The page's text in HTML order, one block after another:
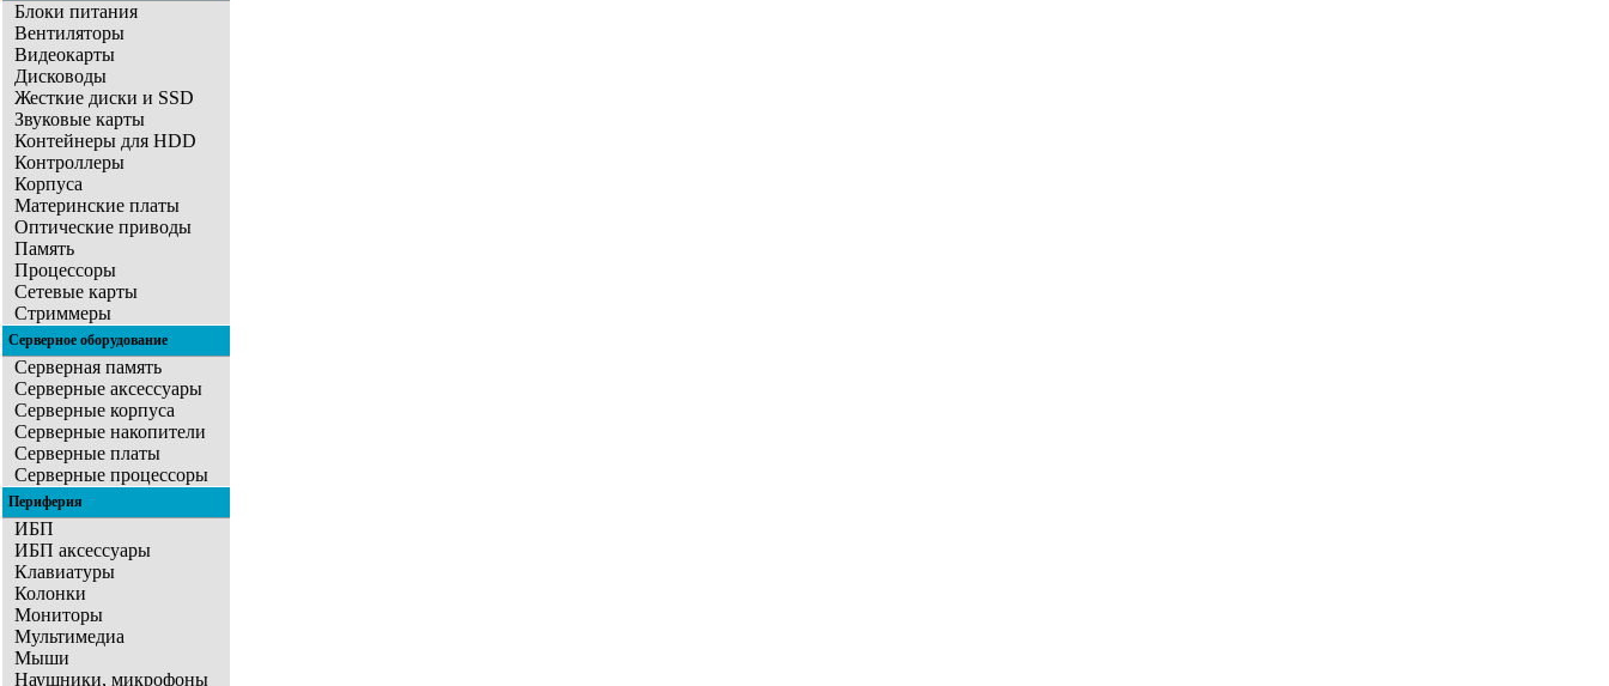
Блоки питания
Вентиляторы
Видеокарты
Дисководы
Жесткие диски и SSD
Звуковые карты
Контейнеры для HDD
Контроллеры
Корпуса
Материнские платы
Оптические приводы
Память
Процессоры
Сетевые карты
Стриммеры
Серверное оборудование
Серверная память
Серверные аксессуары
Серверные корпуса
Серверные накопители
Серверные платы
Серверные процессоры
Периферия
ИБП
ИБП аксессуары
Клавиатуры
Колонки
Мониторы
Мультимедиа
Мыши
Наушники, микрофоны